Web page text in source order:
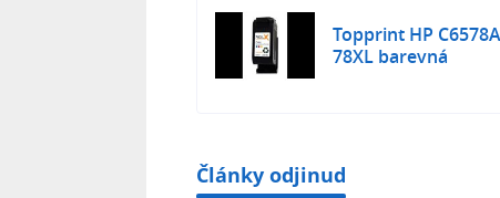
Topprint HP
78XL barevná
Články odjinud